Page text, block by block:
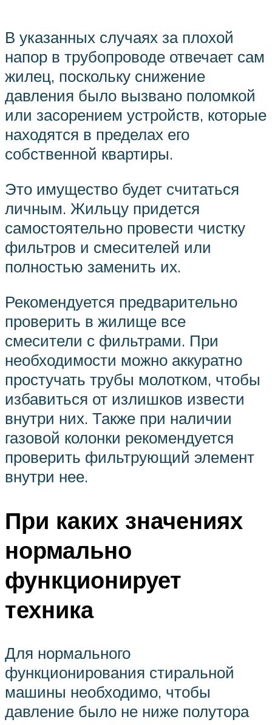
В указанных случаях за плохой
напор в трубопроводе отвечает сам
жилец, поскольку снижение
давления было вызвано поломкой
или засорением устройств, которые
находятся в пределах его
собственной квартиры.
Это имущество будет считаться
личным. Жильцу придется
самостоятельно провести чистку
фильтров и смесителей или
полностью заменить их.
Рекомендуется предварительно
проверить в жилище все
смесители с фильтрами. При
необходимости можно аккуратно
простучать трубы молотком, чтобы
избавиться от излишков извести
внутри них. Также при наличии
газовой колонки рекомендуется
проверить фильтрующий элемент
внутри нее.
При каких значениях
нормально
функционирует
техника
Для нормального
функционирования стиральной
машины необходимо, чтобы
давление было не ниже полутора